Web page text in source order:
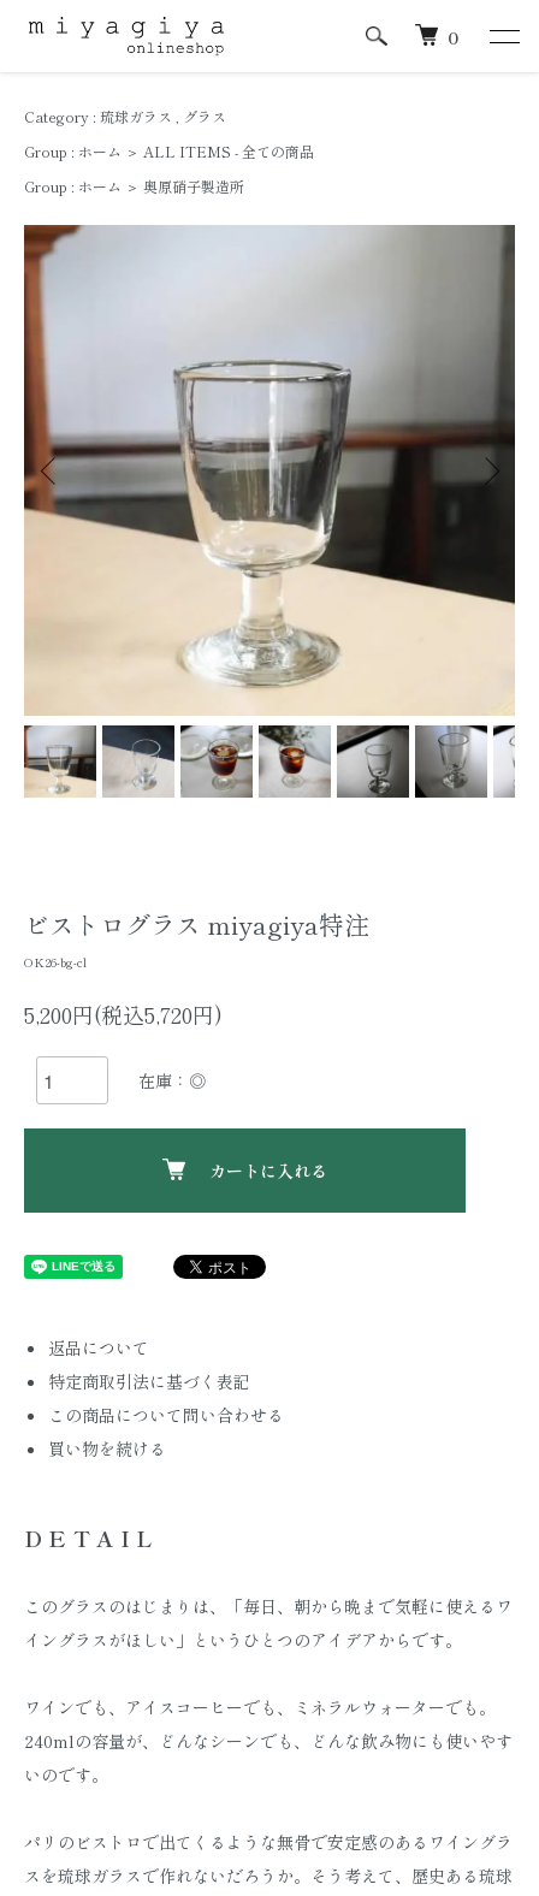
0
Category : 琉球ガラス
グラス
Group : ホーム ＞ ALL ITEMS - 全ての商品
Group : ホーム ＞ 奥原硝子製造所
ビストログラス miyagiya特注
OK26-bg-cl
5,200円(税込5,720円)
在庫：◎
カートに入れる
返品について
特定商取引法に基づく表記
この商品について問い合わせる
買い物を続ける
DETAIL
このグラスのはじまりは、「毎日、朝から晩まで気軽に使えるワ
イングラスがほしい」というひとつのアイデアからです。
ワインでも、アイスコーヒーでも、ミネラルウォーターでも。
240mlの容量が、どんなシーンでも、どんな飲み物にも使いやす
いのです。
パリのビストロで出てくるような無骨で安定感のあるワイングラ
スを琉球ガラスで作れないだろうか。そう考えて、歴史ある琉球